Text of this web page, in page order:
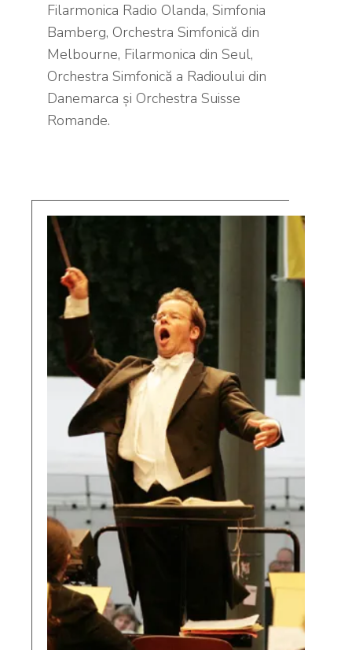
Filarmonica Radio Olanda, Simfonia
Bamberg, Orchestra Simfonică din
Melbourne, Filarmonica din Seul,
Orchestra Simfonică a Radioului din
Danemarca și Orchestra Suisse
Romande.